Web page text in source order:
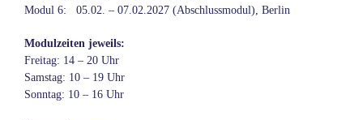
Modul 6: 05.02. – 07.02.2027 (Abschlussmodul), Berlin
Modulzeiten jeweils:
Freitag: 14 – 20 Uhr
Samstag: 10 – 19 Uhr
Sonntag: 10 – 16 Uhr